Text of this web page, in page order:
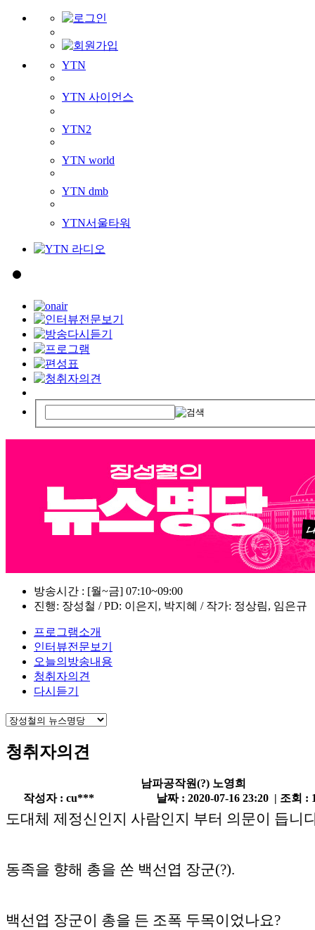
YTN
YTN 사이언스
YTN2
YTN world
YTN dmb
YTN서울타워
방송시간 : [월~금] 07:10~09:00
진행: 장성철 / PD: 이은지, 박지혜 / 작가: 정상림, 임은규
프로그램소개
인터뷰전문보기
오늘의방송내용
청취자의견
다시듣기
청취자의견
남파공작원(?) 노영희
작성자 : cu***
날짜 : 2020-07-16 23:20 | 조회 :
도대체 제정신인지 사람인지 부터 의문이 듭니
동족을 향해 총을 쏜 백선엽 장군(?).
백선엽 장군이 총을 든 조폭 두목이었나요?